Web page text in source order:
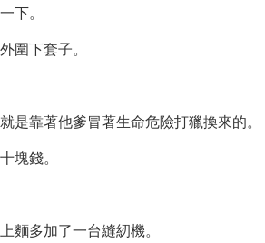
下。
圍下套子。
是靠著他爹冒著生命危險打獵換來的。
塊錢。
麵多加了一台縫紉機。